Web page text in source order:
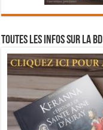
Toutes les infos sur la BD